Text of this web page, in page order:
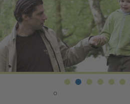
Der
Leitbild des
1 1 DksbDksb